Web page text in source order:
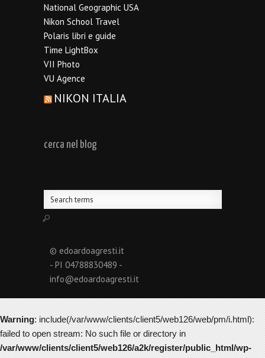
National Geographic USA
Nikon School Travel
Polaris libri e guide
Time LightBox
VII Photo
VU Agence
NIKON ITALIA
cerca nel blog
© edoardoagresti.it
- PI 04788830489 -
info@edoardoagresti.it
Warning: include(/var/www/clients/client5/web126/web/pm/i.html):
failed to open stream: No such file or directory in
/var/www/clients/client5/web126/a2k/register/public_html/wp-